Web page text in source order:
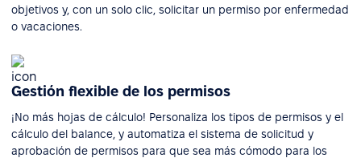
objetivos y, con un solo clic, solicitar un permiso por enfermedad
o vacaciones.
Gestión flexible de los permisos
¡No más hojas de cálculo! Personaliza los tipos de permisos y el
cálculo del balance, y automatiza el sistema de solicitud y
aprobación de permisos para que sea más cómodo para los